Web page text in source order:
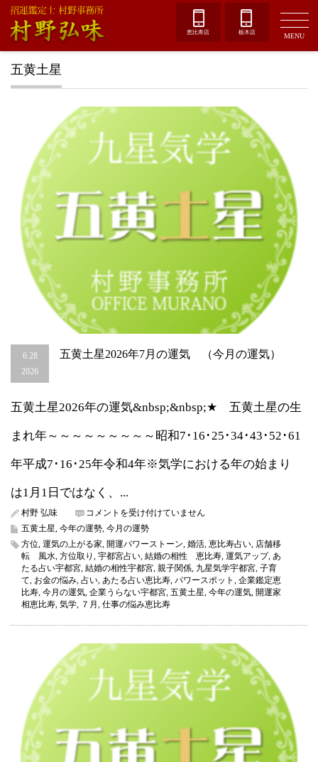
恵比寿店 栃木店 MENU
五黄土星
6.28
2026
五黄土星2026年7月の運気 （今月の運気）
五黄土星2026年の運気&nbsp;&nbsp;★ 五黄土星の生
まれ年～～～～～～～～～昭和7･16･25･34･43･52･61
年平成7･16･25年令和4年※気学における年の始まり
は1月1日ではなく、...
村野 弘味
五
黄
星
2026
年
7
月
の
（今
月
の
運
気）
は
コメントを受け付けていません
五黄土星, 今年の運勢, 今月の運勢
方位, 運気の上がる家, 開運パワーストーン, 婚活, 恵比寿占い, 店舗移
転 風水, 方位取り , 宇都宮占い, 結婚の相性 恵比寿, 運気アップ, あ
たる占い宇都宮, 結婚の相性宇都宮, 親子関係, 九星気学宇都宮, 子育
て, お金の悩み, 占い, あたる占い恵比寿, パワースポット , 企業鑑定恵
比寿, 今月の運気, 企業うらない宇都宮, 五黄土星, 今年の運気, 開運家
相恵比寿, 気学, ７月 , 仕事の悩み恵比寿